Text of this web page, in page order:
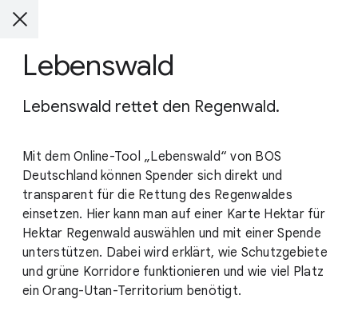
Lebenswald
Lebenswald rettet den Regenwald.
Mit dem Online-Tool „Lebenswald“ von BOS
Deutschland können Spender sich direkt und
transparent für die Rettung des Regenwaldes
einsetzen. Hier kann man auf einer Karte Hektar für
Hektar Regenwald auswählen und mit einer Spende
unterstützen. Dabei wird erklärt, wie Schutzgebiete
und grüne Korridore funktionieren und wie viel Platz
ein Orang-Utan-Territorium benötigt.